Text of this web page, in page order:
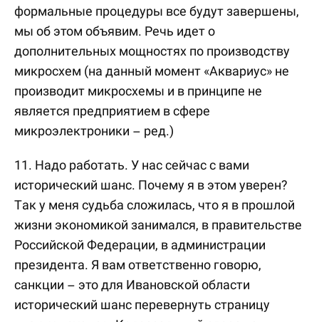
формальные процедуры все будут завершены,
мы об этом объявим. Речь идет о
дополнительных мощностях по производству
микросхем (на данный момент «Аквариус» не
производит микросхемы и в принципе не
является предприятием в сфере
микроэлектроники – ред.)
11. Надо работать. У нас сейчас с вами
исторический шанс. Почему я в этом уверен?
Так у меня судьба сложилась, что я в прошлой
жизни экономикой занимался, в правительстве
Российской Федерации, в администрации
президента. Я вам ответственно говорю,
санкции – это для Ивановской области
исторический шанс перевернуть страницу